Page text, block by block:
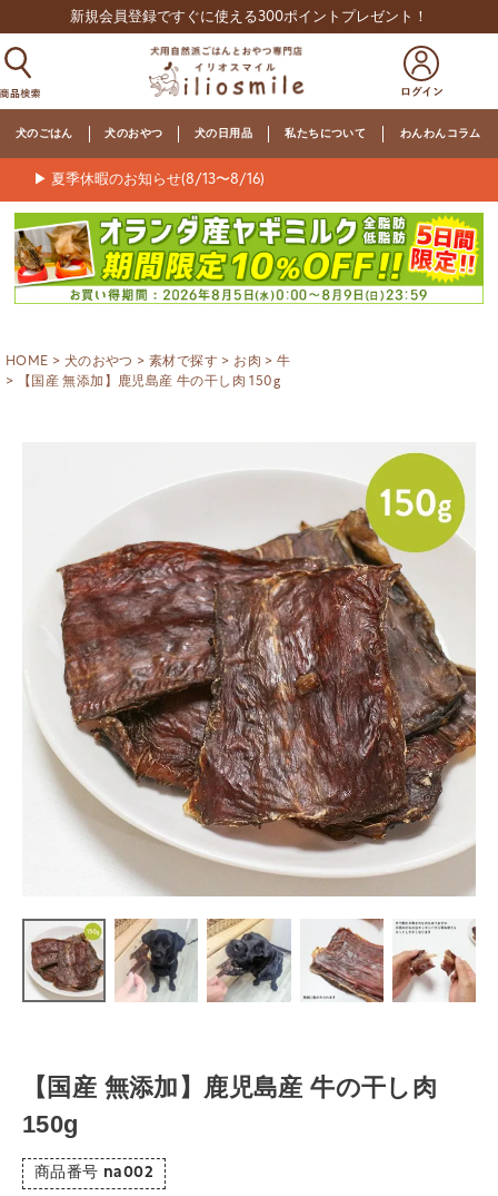
新規会員登録ですぐに使える300ポイントプレゼント！
犬のごはん 犬のおやつ 犬の日用品 私たちについて わんわんコラム
▶ 夏季休暇のお知らせ(8/13〜8/16)
HOME 犬のおやつ 素材で探す お肉
牛
【国産 無添加】鹿児島産 牛の干し肉 150g
【国産 無添加】鹿児島産 牛の干し肉
150g
商品番号 na002